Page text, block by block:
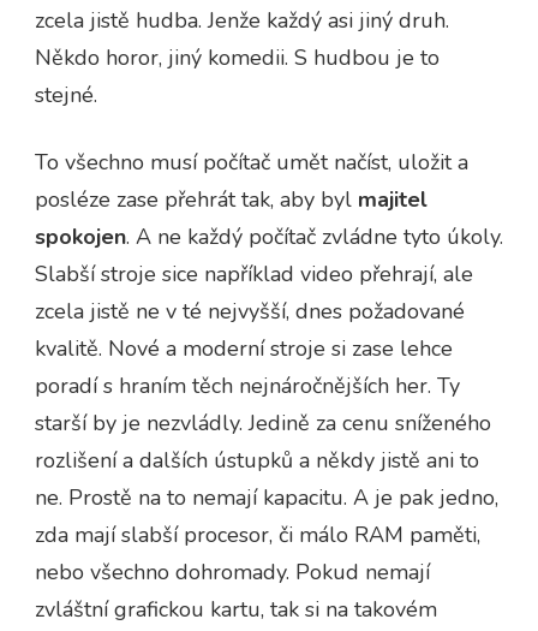
zcela jistě hudba. Jenže každý asi jiný druh.
Někdo horor, jiný komedii. S hudbou je to
stejné.
To všechno musí počítač umět načíst, uložit a
posléze zase přehrát tak, aby byl majitel
spokojen. A ne každý počítač zvládne tyto úkoly.
Slabší stroje sice například video přehrají, ale
zcela jistě ne v té nejvyšší, dnes požadované
kvalitě. Nové a moderní stroje si zase lehce
poradí s hraním těch nejnáročnějších her. Ty
starší by je nezvládly. Jedině za cenu sníženého
rozlišení a dalších ústupků a někdy jistě ani to
ne. Prostě na to nemají kapacitu. A je pak jedno,
zda mají slabší procesor, či málo RAM paměti,
nebo všechno dohromady. Pokud nemají
zvláštní grafickou kartu, tak si na takovém